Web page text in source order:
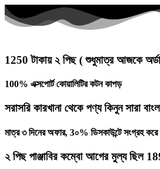
1250 টাকায় ২ পিছ ( শুধুমাত্র আজকে
100% এক্সপোর্ট কোয়ালিটির কটন কাপড়
সরাসরি কারখানা থেকে পণ্য কিনুন সারা
মাত্র ৩ দিনের অফার, 3০% ডিসকাউন্টে সংগ্রহ করে
২ পিছ পাঞ্জাবির কম্বো আগের মুল্য ছিল